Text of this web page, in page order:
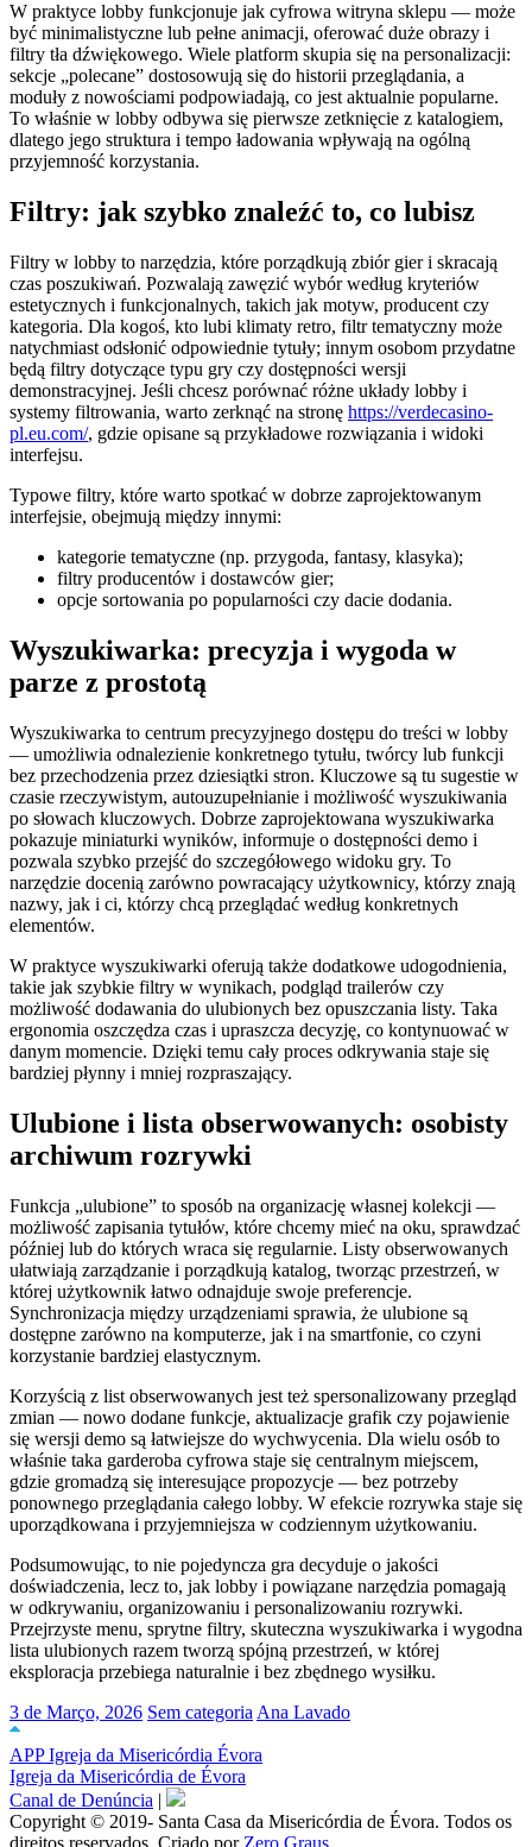
W praktyce lobby funkcjonuje jak cyfrowa witryna sklepu — może
być minimalistyczne lub pełne animacji, oferować duże obrazy i
filtry tła dźwiękowego. Wiele platform skupia się na personalizacji:
sekcje „polecane” dostosowują się do historii przeglądania, a
moduły z nowościami podpowiadają, co jest aktualnie popularne.
To właśnie w lobby odbywa się pierwsze zetknięcie z katalogiem,
dlatego jego struktura i tempo ładowania wpływają na ogólną
przyjemność korzystania.
Filtry: jak szybko znaleźć to, co lubisz
Filtry w lobby to narzędzia, które porządkują zbiór gier i skracają
czas poszukiwań. Pozwalają zawęzić wybór według kryteriów
estetycznych i funkcjonalnych, takich jak motyw, producent czy
kategoria. Dla kogoś, kto lubi klimaty retro, filtr tematyczny może
natychmiast odsłonić odpowiednie tytuły; innym osobom przydatne
będą filtry dotyczące typu gry czy dostępności wersji
demonstracyjnej. Jeśli chcesz porównać różne układy lobby i
systemy filtrowania, warto zerknąć na stronę https://verdecasino-
pl.eu.com/, gdzie opisane są przykładowe rozwiązania i widoki
interfejsu.
Typowe filtry, które warto spotkać w dobrze zaprojektowanym
interfejsie, obejmują między innymi:
kategorie tematyczne (np. przygoda, fantasy, klasyka);
filtry producentów i dostawców gier;
opcje sortowania po popularności czy dacie dodania.
Wyszukiwarka: precyzja i wygoda w
parze z prostotą
Wyszukiwarka to centrum precyzyjnego dostępu do treści w lobby
— umożliwia odnalezienie konkretnego tytułu, twórcy lub funkcji
bez przechodzenia przez dziesiątki stron. Kluczowe są tu sugestie w
czasie rzeczywistym, autouzupełnianie i możliwość wyszukiwania
po słowach kluczowych. Dobrze zaprojektowana wyszukiwarka
pokazuje miniaturki wyników, informuje o dostępności demo i
pozwala szybko przejść do szczegółowego widoku gry. To
narzędzie docenią zarówno powracający użytkownicy, którzy znają
nazwy, jak i ci, którzy chcą przeglądać według konkretnych
elementów.
W praktyce wyszukiwarki oferują także dodatkowe udogodnienia,
takie jak szybkie filtry w wynikach, podgląd trailerów czy
możliwość dodawania do ulubionych bez opuszczania listy. Taka
ergonomia oszczędza czas i upraszcza decyzję, co kontynuować w
danym momencie. Dzięki temu cały proces odkrywania staje się
bardziej płynny i mniej rozpraszający.
Ulubione i lista obserwowanych: osobisty
archiwum rozrywki
Funkcja „ulubione” to sposób na organizację własnej kolekcji —
możliwość zapisania tytułów, które chcemy mieć na oku, sprawdzać
później lub do których wraca się regularnie. Listy obserwowanych
ułatwiają zarządzanie i porządkują katalog, tworząc przestrzeń, w
której użytkownik łatwo odnajduje swoje preferencje.
Synchronizacja między urządzeniami sprawia, że ulubione są
dostępne zarówno na komputerze, jak i na smartfonie, co czyni
korzystanie bardziej elastycznym.
Korzyścią z list obserwowanych jest też spersonalizowany przegląd
zmian — nowo dodane funkcje, aktualizacje grafik czy pojawienie
się wersji demo są łatwiejsze do wychwycenia. Dla wielu osób to
właśnie taka garderoba cyfrowa staje się centralnym miejscem,
gdzie gromadzą się interesujące propozycje — bez potrzeby
ponownego przeglądania całego lobby. W efekcie rozrywka staje się
uporządkowana i przyjemniejsza w codziennym użytkowaniu.
Podsumowując, to nie pojedyncza gra decyduje o jakości
doświadczenia, lecz to, jak lobby i powiązane narzędzia pomagają
w odkrywaniu, organizowaniu i personalizowaniu rozrywki.
Przejrzyste menu, sprytne filtry, skuteczna wyszukiwarka i wygodna
lista ulubionych razem tworzą spójną przestrzeń, w której
eksploracja przebiega naturalnie i bez zbędnego wysiłku.
3 de Março, 2026 Sem categoria Ana Lavado
APP Igreja da Misericórdia Évora
Igreja da Misericórdia de Évora
Canal de Denúncia |
Copyright © 2019- Santa Casa da Misericórdia de Évora. Todos os
direitos reservados. Criado por Zero Graus.